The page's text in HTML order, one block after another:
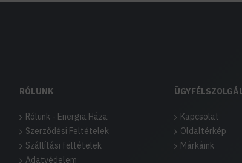
RÓLUNK
Rólunk - Energia Háza
Szerződési Feltételek
Szállítási feltételek
Adatvédelem
Kapcsolat
Oldaltérkép
Márkáink